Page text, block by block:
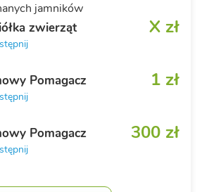
jamników
X zł
zwierząt
1 zł
Pomagacz
300 zł
Pomagacz